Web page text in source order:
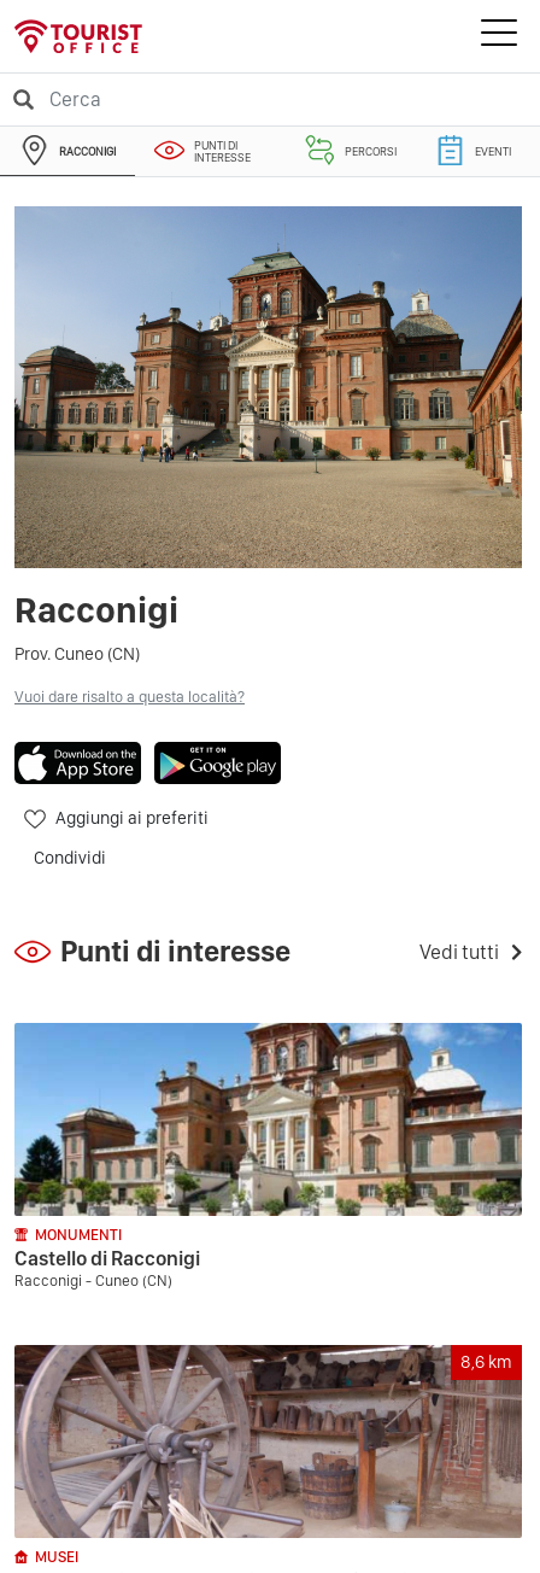
RACCONIGI
PUNTI DI
INTERESSE
PERCORSI EVENTI
Racconigi
Prov. Cuneo (CN)
Vuoi dare risalto a questa località?
Aggiungi ai preferiti
Condividi
Punti di interesse Vedi tutti
MONUMENTI
Castello di Racconigi
Racconigi - Cuneo (CN)
8,6 km
MUSEI